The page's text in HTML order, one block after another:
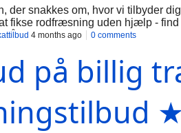
der snakkes om, hvor vi tilbyder
fikse rodfræsning uden hjælp -
f.eks. Frederiksberg i dag, det
På Traefaeldning-tilbud.dk mailer
træfældningsspecialister -
meget gerne for at skaffe 2-3
4 months ago 0 comments
på billig